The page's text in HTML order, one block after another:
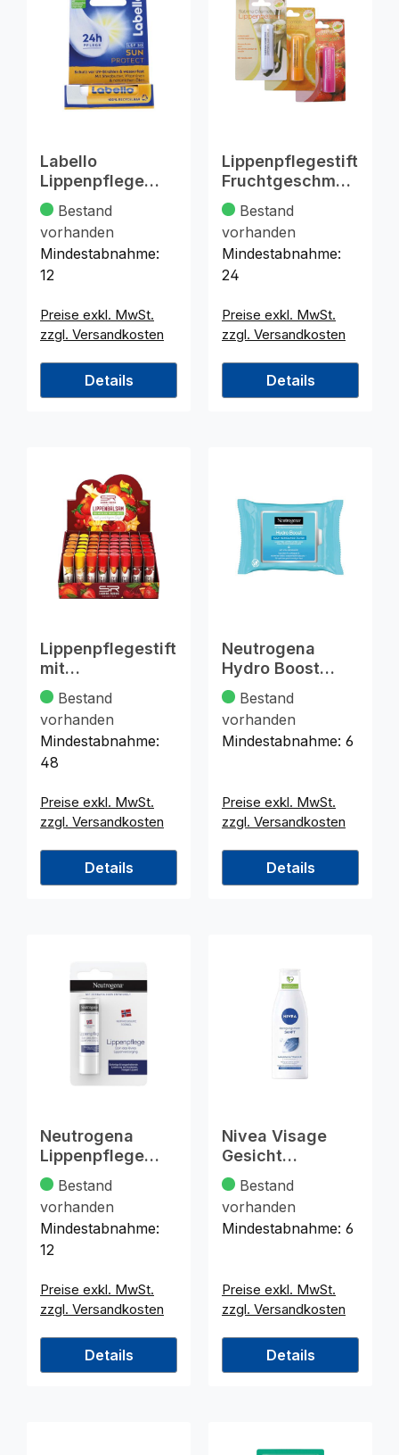
Labello
Lippenpflege
Sun LSF 50 4,8g
Bestand
vorhanden
Mindestabnahme:
12
Preise exkl. MwSt.
zzgl. Versandkosten
Details
Lippenpflegestift
Fruchtgeschmac
k 3f. sort. 4.5g
Bestand
vorhanden
Mindestabnahme:
24
Preise exkl. MwSt.
zzgl. Versandkosten
Details
Lippenpflegestift
mit
Fruchtgeschmac
k 3,4g
Bestand
vorhanden
Mindestabnahme:
48
Preise exkl. MwSt.
zzgl. Versandkosten
Details
Neutrogena
Hydro Boost
Reinigungstüche
r 25er
Bestand
vorhanden
Mindestabnahme: 6
Preise exkl. MwSt.
zzgl. Versandkosten
Details
Neutrogena
Lippenpflege
4,8g LSF 4
Bestand
vorhanden
Mindestabnahme:
12
Preise exkl. MwSt.
zzgl. Versandkosten
Details
Nivea Visage
Gesicht
Reinigungsmilch
sanft 200ml
Bestand
vorhanden
Mindestabnahme: 6
Preise exkl. MwSt.
zzgl. Versandkosten
Details